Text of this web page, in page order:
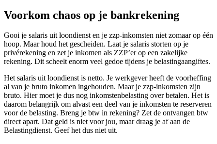
Voorkom chaos op je bankrekening
Gooi je salaris uit loondienst en je zzp-inkomsten niet zomaar op één
hoop. Maar houd het gescheiden. Laat je salaris storten op je
privérekening en zet je inkomen als ZZP’er op een zakelijke
rekening. Dit scheelt enorm veel gedoe tijdens je belastingaangiftes.
Het salaris uit loondienst is netto. Je werkgever heeft de voorheffing
al van je bruto inkomen ingehouden. Maar je zzp-inkomsten zijn
bruto. Hier moet je dus nog inkomstenbelasting over betalen. Het is
daarom belangrijk om alvast een deel van je inkomsten te reserveren
voor de belasting. Breng je btw in rekening? Zet de ontvangen btw
direct apart. Dat geld is niet voor jou, maar draag je af aan de
Belastingdienst. Geef het dus niet uit.